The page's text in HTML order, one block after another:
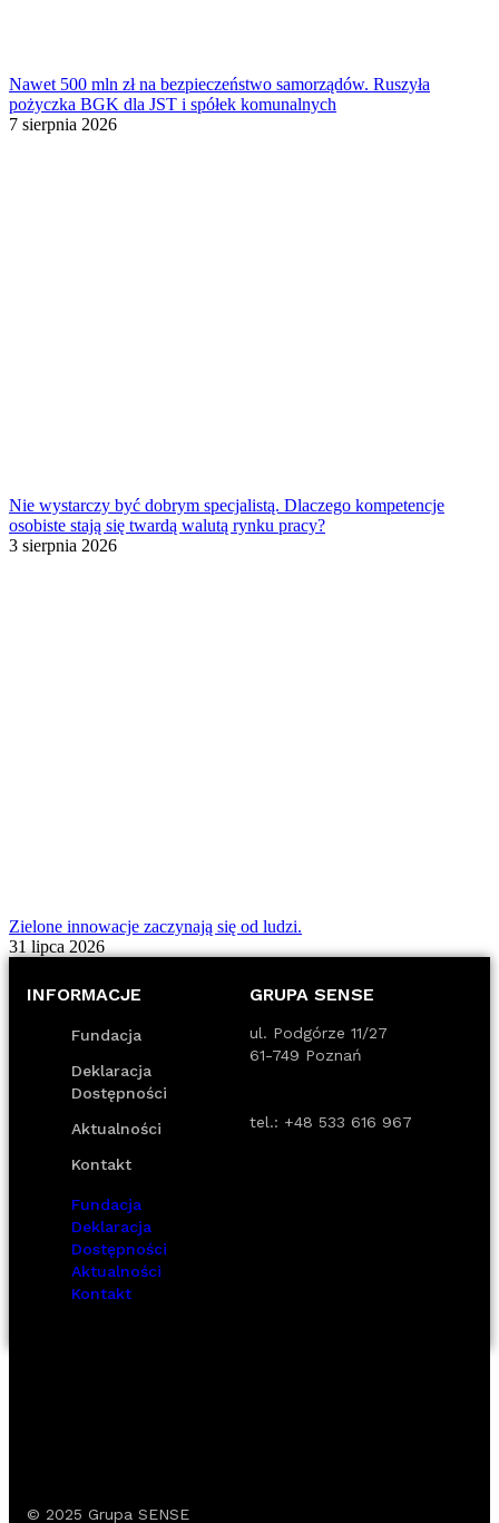
Nawet 500 mln zł na bezpieczeństwo samorządów. Ruszyła
pożyczka BGK dla JST i spółek komunalnych
7 sierpnia 2026
Nie wystarczy być dobrym specjalistą. Dlaczego kompetencje
osobiste stają się twardą walutą rynku pracy?
3 sierpnia 2026
Zielone innowacje zaczynają się od ludzi.
31 lipca 2026
INFORMACJE
Fundacja
Deklaracja
Dostępności
Aktualności
Kontakt
Fundacja
Deklaracja
Dostępności
Aktualności
Kontakt
GRUPA SENSE
ul. Podgórze 11/27
61-749 Poznań
tel.: +48 533 616 967
© 2025 Grupa SENSE